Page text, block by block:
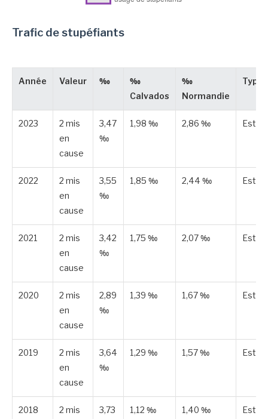
Trafic de stupéfiants
Année Valeur ‰
‰
Calvados
‰
Normandie
Type
2023
2 mis
en
cause
3,47
‰
1,98 ‰ 2,86 ‰
2022
2 mis
en
cause
3,55
‰
1,85 ‰ 2,44 ‰
2021
2 mis
en
cause
3,42
‰
1,75 ‰ 2,07 ‰
2020
2 mis
en
cause
2,89
‰
1,39 ‰ 1,67 ‰
2019
2 mis
en
cause
3,64
‰
1,29 ‰ 1,57 ‰
2018
2 mis
3,73
1,12 ‰ 1,40 ‰